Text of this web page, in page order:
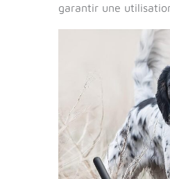
garantir une